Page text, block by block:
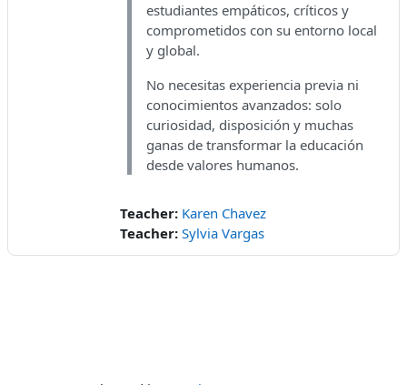
estudiantes empáticos, críticos y
comprometidos con su entorno local
y global.
No necesitas experiencia previa ni
conocimientos avanzados: solo
curiosidad, disposición y muchas
ganas de transformar la educación
desde valores humanos.
Teacher: Karen Chavez
Teacher: Sylvia Vargas